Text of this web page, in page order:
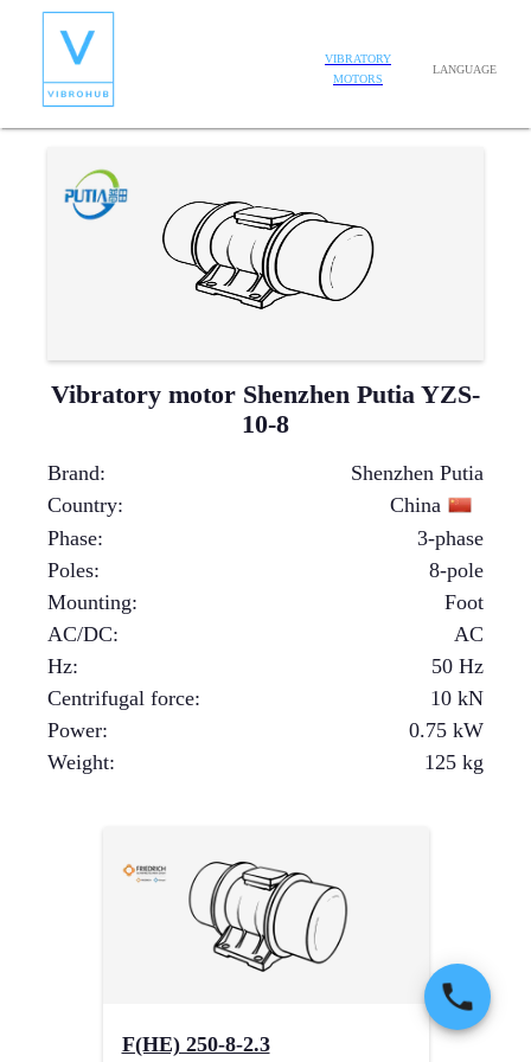
VIBRATORY
MOTORS
LANGUAGE
Vibratory motor Shenzhen Putia YZS-
10-8
Brand:
Shenzhen Putia
Country:
China
Phase:
3-phase
Poles:
8-pole
Mounting:
Foot
AC/DC:
AC
Hz:
50 Hz
Centrifugal force: 10 kN
Power: 0.75 kW
Weight: 125 kg
F(HE) 250-8-2.3